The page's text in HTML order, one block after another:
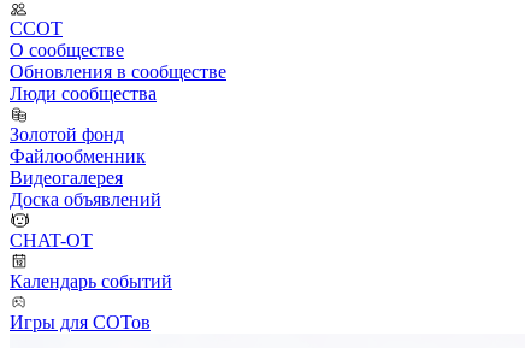
ССОТ
О сообществе
Обновления в сообществе
Люди сообщества
Золотой фонд
Файлообменник
Видеогалерея
Доска объявлений
CHAT-OT
Календарь событий
Игры для СОТов